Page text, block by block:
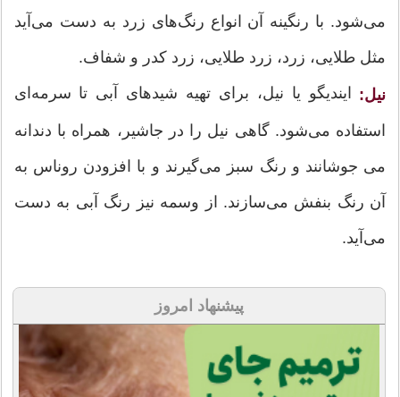
می‌شود. با رنگینه آن انواع رنگ‌های زرد به دست می‌آید
مثل طلایی، زرد، زرد طلایی، زرد کدر و شفاف.
نیل: ایندیگو یا نیل، برای تهیه شیدهای آبی تا سرمه‌ای
استفاده می‌شود. گاهی نیل را در جاشیر، همراه با دندانه
می جوشانند و رنگ سبز می‌گیرند و با افزودن روناس به
آن رنگ بنفش می‌سازند. از وسمه نیز رنگ آبی به دست
می‌آید.
پیشنهاد امروز